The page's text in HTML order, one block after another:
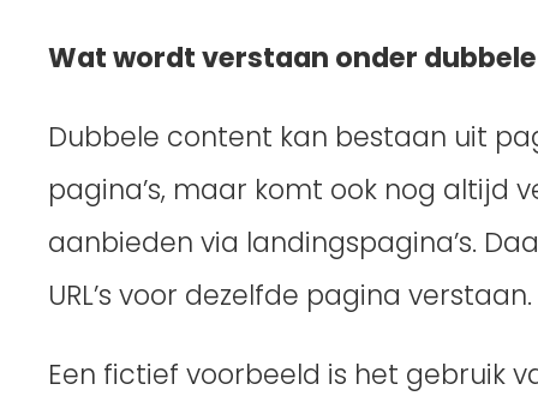
Wat wordt verstaan onder
Dubbele content kan bestaan uit
pagina’s, maar komt ook nog altijd
aanbieden via landingspagina’s.
URL’s voor dezelfde pagina verstaan.
Een fictief voorbeeld is het gebruik